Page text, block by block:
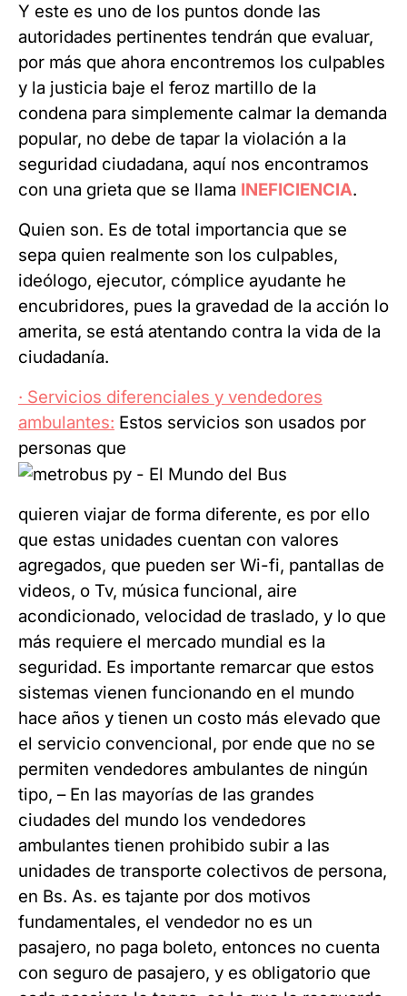
Y este es uno de los puntos donde las
autoridades pertinentes tendrán que evaluar,
por más que ahora encontremos los culpables
y la justicia baje el feroz martillo de la
condena para simplemente calmar la demanda
popular, no debe de tapar la violación a la
seguridad ciudadana, aquí nos encontramos
con una grieta que se llama INEFICIENCIA.
Quien son. Es de total importancia que se
sepa quien realmente son los culpables,
ideólogo, ejecutor, cómplice ayudante he
encubridores, pues la gravedad de la acción lo
amerita, se está atentando contra la vida de la
ciudadanía.
· Servicios diferenciales y vendedores
ambulantes: Estos servicios son usados por
personas que
quieren viajar de forma diferente, es por ello
que estas unidades cuentan con valores
agregados, que pueden ser Wi-fi, pantallas de
videos, o Tv, música funcional, aire
acondicionado, velocidad de traslado, y lo que
más requiere el mercado mundial es la
seguridad. Es importante remarcar que estos
sistemas vienen funcionando en el mundo
hace años y tienen un costo más elevado que
el servicio convencional, por ende que no se
permiten vendedores ambulantes de ningún
tipo, – En las mayorías de las grandes
ciudades del mundo los vendedores
ambulantes tienen prohibido subir a las
unidades de transporte colectivos de persona,
en Bs. As. es tajante por dos motivos
fundamentales, el vendedor no es un
pasajero, no paga boleto, entonces no cuenta
con seguro de pasajero, y es obligatorio que